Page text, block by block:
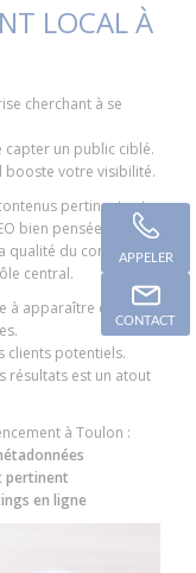
LOCAL À
cherchant à se
capter un public ciblé.
booste votre visibilité.
pertinents et
bien pensée
qualité du contenu et
central.
à apparaître dans les
clients potentiels.
résultats est un atout
à Toulon :
pertinent
en ligne
APPELER
CONTACT